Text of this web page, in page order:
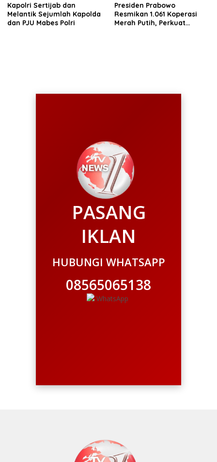
Kapolri Sertijab dan
Melantik Sejumlah Kapolda
dan PJU Mabes Polri
Presiden Prabowo
Resmikan 1.061 Koperasi
Merah Putih, Perkuat
PASANG
IKLAN
HUBUNGI WHATSAPP
08565065138